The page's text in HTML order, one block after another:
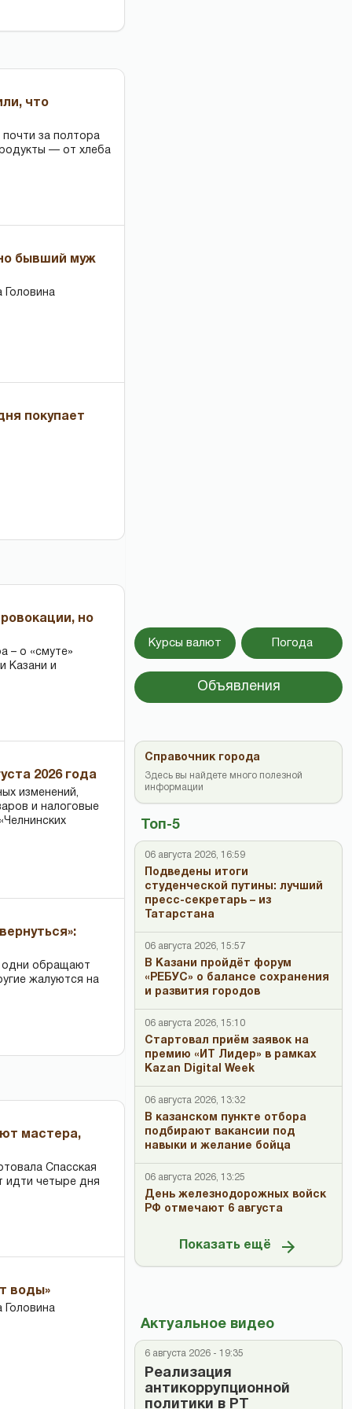
что
почти за полтора
— от хлеба
бывший муж
покупает
но
– о «смуте»
Казани и
2026 года
изменений,
и налоговые
одни обращают
жалуются на
мастера,
Спасская
идти четыре дня
воды»
Курсы валют Погода
Объявления
Топ-5
06 августа 2026, 16:59
Подведены итоги
студенческой путины: лучший
пресс-секретарь – из
Татарстана
06 августа 2026, 15:57
В Казани пройдёт форум
«РЕБУС» о балансе сохранения
и развития городов
06 августа 2026, 15:10
Стартовал приём заявок на
премию «ИТ Лидер» в рамках
Kazan Digital Week
06 августа 2026, 13:32
В казанском пункте отбора
подбирают вакансии под
навыки и желание бойца
06 августа 2026, 13:25
День железнодорожных войск
РФ отмечают 6 августа
Показать ещё
Актуальное видео
6 августа 2026 - 19:35
Реализация
антикоррупционной
политики в РТ
Справочник города
Здесь вы найдете много полезной
информации